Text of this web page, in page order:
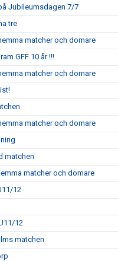
Jubileumsdagen 7/7
tre
matcher och domare
GFF 10 år !!!
matcher och domare
matcher och domare
matchen
matcher och domare
12
12
matchen